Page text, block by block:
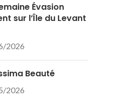
Évasion
sur l’Île du Levant
2026
Beauté
2026